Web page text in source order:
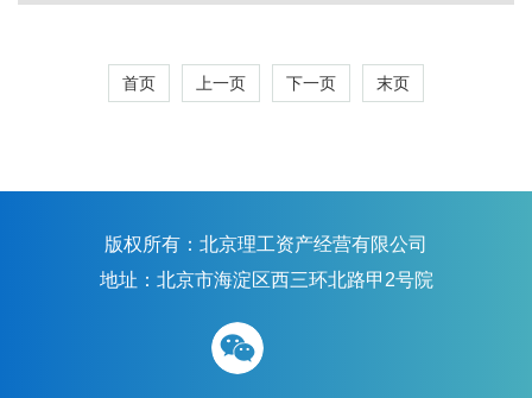
首页 上一页 下一页 末页
版权所有：北京理工资产经营有限公司
地址：北京市海淀区西三环北路甲2号院